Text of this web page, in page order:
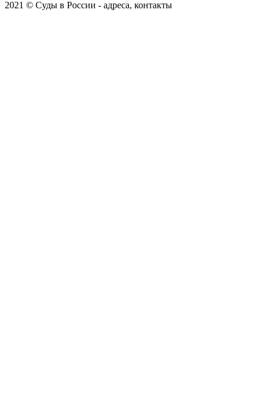
2021 © Суды в России - адреса, контакты